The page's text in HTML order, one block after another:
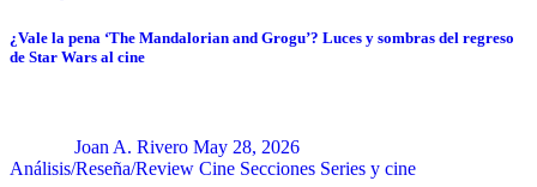
¿Vale la pena ‘The Mandalorian and Grogu’? Luces y sombras del regreso
de Star Wars al cine
Joan A. Rivero May 28, 2026
Análisis/Reseña/Review Cine Secciones Series y cine